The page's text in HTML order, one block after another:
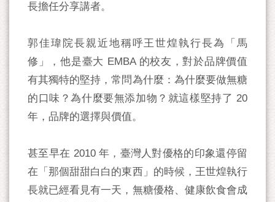
長擔任分享講者。
郭佳瑋院長親近地稱呼王世煌執行長為「馬
修」，他是臺大 EMBA 的校友，對於品牌價值
有其獨特的堅持，常問為什麼：為什麼要做無糖
的口味？為什麼要無添加物？就這樣堅持了 20
年，品牌的選擇與價值。
甚至早在 2010 年，臺灣人對優格的印象還停留
在「那個甜甜白白的東西」的時候，王世煌執行
長就已經看見有一天，無糖優格、健康飲食會成